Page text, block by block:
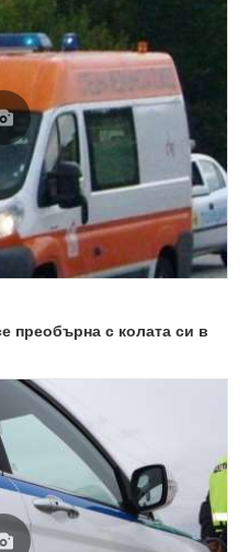
преобърна с колата си в